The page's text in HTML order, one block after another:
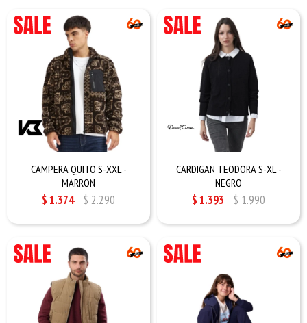
CAMPERA QUITO S-XXL -
MARRON
$1.374 $2.290
CARDIGAN TEODORA S-XL -
NEGRO
$1.393 $1.990